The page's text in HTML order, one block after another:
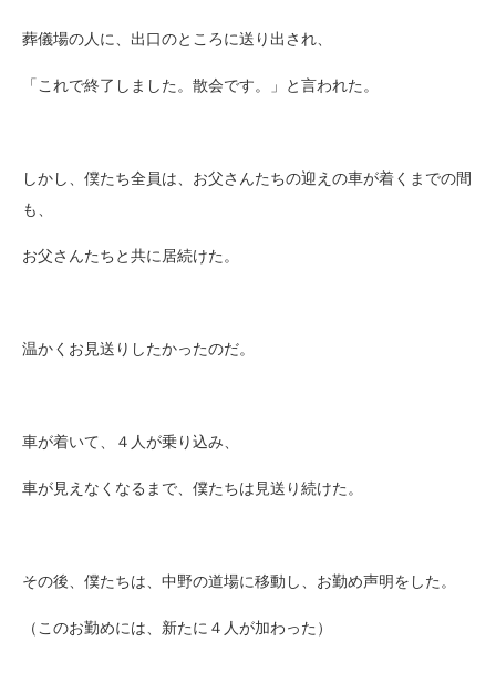
葬儀場の人に、出口のところに送り出され、
「これで終了しました。散会です。」と言われた。
しかし、僕たち全員は、 お父さんたちの迎えの車が着くまでの間
も、
お父さんたちと共に居続けた。
温かくお見送りしたかったのだ。
車が着いて、４人が乗り込み、
車が見えなくなるまで、僕たちは見送り続けた。
その後、僕たちは、中野の道場に移動し、お勤め声明をした。
（このお勤めには、新たに４人が加わった）